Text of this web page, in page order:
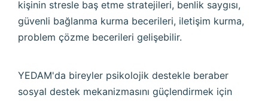
kişinin stresle baş etme stratejileri, benlik saygısı,
güvenli bağlanma kurma becerileri, iletişim kurma,
problem çözme becerileri gelişebilir.
YEDAM'da bireyler psikolojik destekle beraber
sosyal destek mekanizmasını güçlendirmek için